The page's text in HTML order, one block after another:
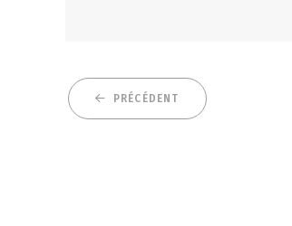
PRÉCÉDENT